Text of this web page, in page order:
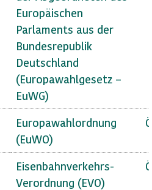
Europäischen
Parlaments aus der
Bundesrepublik
Deutschland
(Europawahlgesetz –
EuWG)
Europawahlordnung
(EuWO)
Eisenbahnverkehrs-
Verordnung (EVO)